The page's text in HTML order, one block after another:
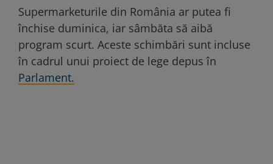
Supermarketurile din România ar putea fi
închise duminica, iar sâmbăta să aibă
program scurt. Aceste schimbări sunt incluse
în cadrul unui proiect de lege depus în
Parlament.